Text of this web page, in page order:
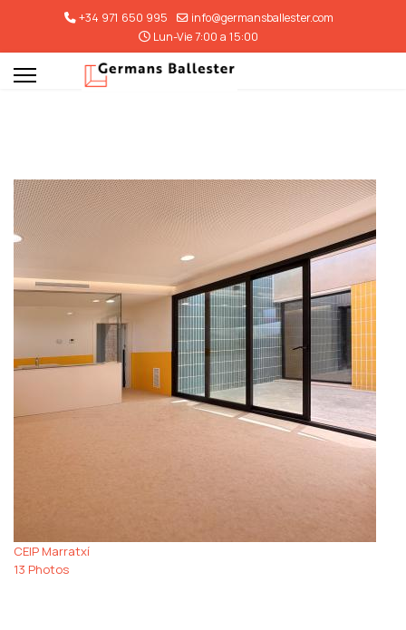
+34 971 650 995
info@germansballester.com
Lun-Vie 7:00 a 15:00
CEIP Marratxí
13 Photos